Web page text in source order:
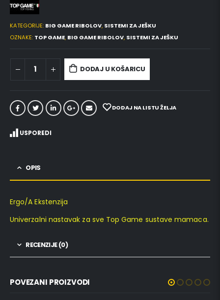
KATEGORIJE: BIG GAME RIBOLOV, SISTEMI ZA JEŠKU
OZNAKE: TOP GAME, BIG GAME RIBOLOV, SISTEMI ZA JEŠKU
DODAJ U KOŠARICU
DODAJ NA LISTU ŽELJA
USPOREDI
OPIS
Ergo/A Ekstenzija
Univerzalni nastavak za sve Top Game sustave mamaca.
RECENZIJE (0)
POVEZANI PROIZVODI